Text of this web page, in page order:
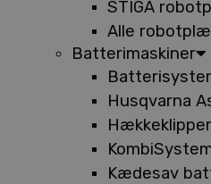
STIGA
Alle
Batterimaskiner
Husqvarna
Kædesav